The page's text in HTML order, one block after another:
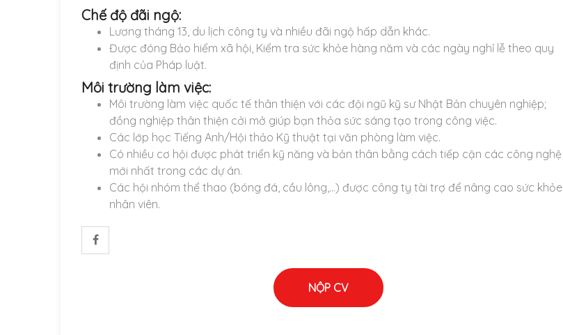
Chế độ đãi ngộ:
Lương tháng 13, du lịch công ty và nhiều đãi ngộ hấp dẫn khác.
Được đóng Bảo hiểm xã hội, Kiểm tra sức khỏe hàng năm và các ngày nghỉ lễ theo quy
định của Pháp luật.
Môi trường làm việc:
Môi trường làm việc quốc tế thân thiện với các đội ngũ kỹ sư Nhật Bản chuyên nghiệp;
đồng nghiệp thân thiện cởi mở giúp bạn thỏa sức sáng tạo trong công việc.
Các lớp học Tiếng Anh/Hội thảo Kỹ thuật tại văn phòng làm việc.
Có nhiều cơ hội được phát triển kỹ năng và bản thân bằng cách tiếp cận các công nghệ
mới nhất trong các dự án.
Các hội nhóm thể thao (bóng đá, cầu lông,…) được công ty tài trợ để nâng cao sức khỏe
nhân viên.
NỘP CV